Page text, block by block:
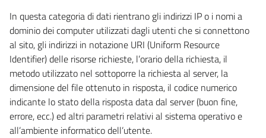
In questa categoria di dati rientrano gli indirizzi IP o i nomi a
dominio dei computer utilizzati dagli utenti che si connettono
al sito, gli indirizzi in notazione URI (Uniform Resource
Identifier) delle risorse richieste, l’orario della richiesta, il
metodo utilizzato nel sottoporre la richiesta al server, la
dimensione del file ottenuto in risposta, il codice numerico
indicante lo stato della risposta data dal server (buon fine,
errore, ecc.) ed altri parametri relativi al sistema operativo e
all’ambiente informatico dell’utente.